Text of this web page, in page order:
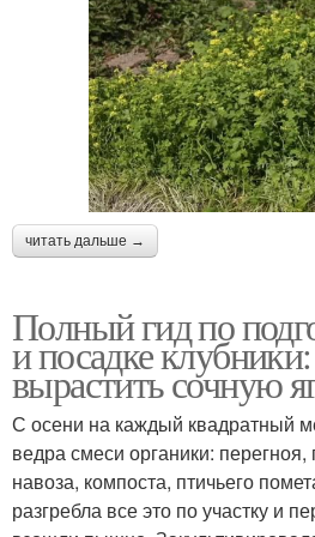
читать дальше →
Полный гид по
и посадке
вырастить сочную
С осени на каждый квадратный
ведра смеси органики:
навоза, компоста, птичьего
разгребла все это по участку и